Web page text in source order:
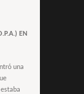
EN
una